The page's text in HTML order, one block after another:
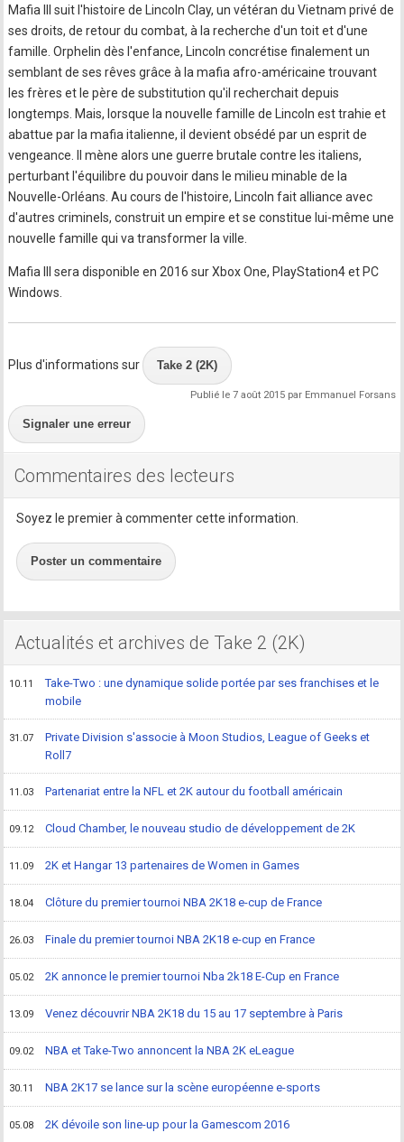
Mafia III suit l'histoire de Lincoln Clay, un vétéran du Vietnam privé de
ses droits, de retour du combat, à la recherche d'un toit et d'une
famille. Orphelin dès l'enfance, Lincoln concrétise finalement un
semblant de ses rêves grâce à la mafia afro-américaine trouvant
les frères et le père de substitution qu'il recherchait depuis
longtemps. Mais, lorsque la nouvelle famille de Lincoln est trahie et
abattue par la mafia italienne, il devient obsédé par un esprit de
vengeance. Il mène alors une guerre brutale contre les italiens,
perturbant l'équilibre du pouvoir dans le milieu minable de la
Nouvelle-Orléans. Au cours de l'histoire, Lincoln fait alliance avec
d'autres criminels, construit un empire et se constitue lui-même une
nouvelle famille qui va transformer la ville.
Mafia III sera disponible en 2016 sur Xbox One, PlayStation4 et PC
Windows.
Plus d'informations sur Take 2 (2K)
Publié le 7 août 2015 par Emmanuel Forsans
Signaler une erreur
Commentaires des lecteurs
Soyez le premier à commenter cette information.
Poster un commentaire
Actualités et archives de Take 2 (2K)
10.11
Take-Two : une dynamique solide portée par ses franchises et le
mobile
31.07
Private Division s'associe à Moon Studios, League of Geeks et
Roll7
11.03 Partenariat entre la NFL et 2K autour du football américain
09.12 Cloud Chamber, le nouveau studio de développement de 2K
11.09 2K et Hangar 13 partenaires de Women in Games
18.04 Clôture du premier tournoi NBA 2K18 e-cup de France
26.03 Finale du premier tournoi NBA 2K18 e-cup en France
05.02 2K annonce le premier tournoi Nba 2k18 E-Cup en France
13.09 Venez découvrir NBA 2K18 du 15 au 17 septembre à Paris
09.02 NBA et Take-Two annoncent la NBA 2K eLeague
30.11 NBA 2K17 se lance sur la scène européenne e-sports
05.08 2K dévoile son line-up pour la Gamescom 2016